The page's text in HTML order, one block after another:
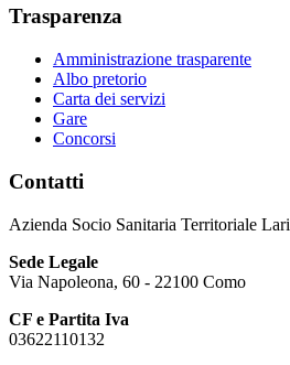
Trasparenza
Amministrazione trasparente
Albo pretorio
Carta dei servizi
Gare
Concorsi
Contatti
Azienda Socio Sanitaria Territoriale
Sede Legale
Via Napoleona, 60 - 22100 Como
CF e Partita Iva
03622110132